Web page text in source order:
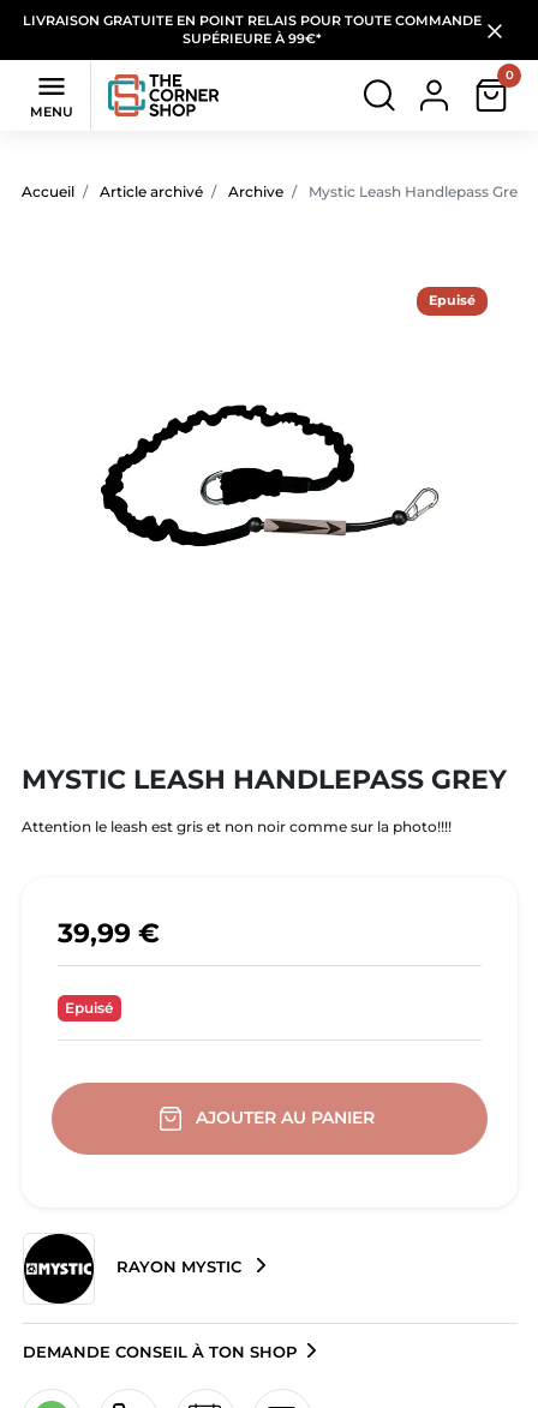
LIVRAISON GRATUITE EN POINT RELAIS POUR TOUTE COMMANDE
SUPÉRIEURE À 99€*

MENU
0
Accueil Article archivé Archive Mystic Leash Handlepass Grey
Epuisé
MYSTIC LEASH HANDLEPASS GREY
Attention le leash est gris et non noir comme sur la photo!!!!
39,99 €
Epuisé
AJOUTER AU PANIER
RAYON MYSTIC
DEMANDE CONSEIL À TON SHOP